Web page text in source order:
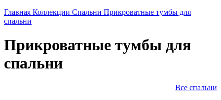
Главная Коллекции Спальни Прикроватные тумбы для
спальни
Прикроватные тумбы для
спальни
Все спальни